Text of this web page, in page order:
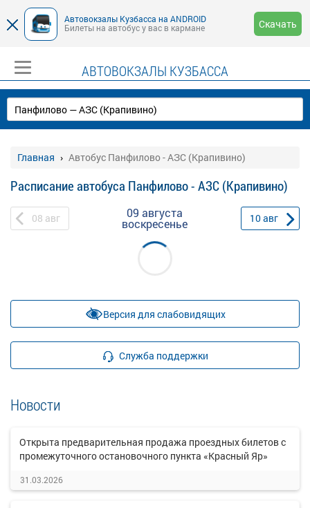
Автовокзалы Кузбасса на ANDROID
Билеты на автобус у вас в кармане
Скачать
АВТОВОКЗАЛЫ КУЗБАССА
Главная Автобус Панфилово - АЗС (Крапивино)
Расписание автобуса Панфилово - АЗС (Крапивино)
08 авг 09 августа
воскресенье 10авг
Версия для слабовидящих
Служба поддержки
Новости
Открыта предварительная продажа проездных билетов с
промежуточного остановочного пункта «Красный Яр»
31.03.2026